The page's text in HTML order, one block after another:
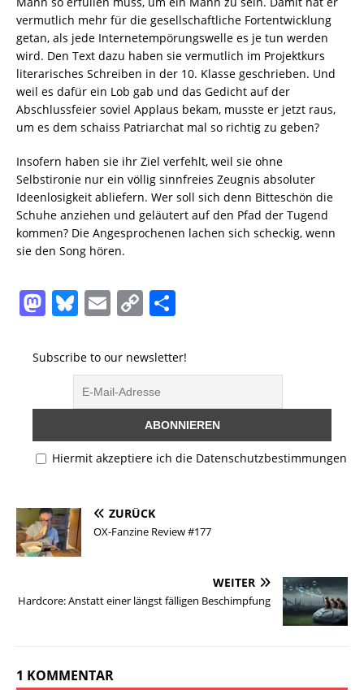
vermutlich mehr für die gesellschaftliche Fortentwicklung
getan, als jede Internetempörungswelle es je tun werden
wird. Den Text dazu haben sie vermutlich im Projektkurs
literarisches Schreiben in der 10. Klasse geschrieben. Und
weil es dafür ein Lob gab und das Gedicht auf der
Abschlussfeier soviel Applaus bekam, musste er jetzt raus,
um es dem schaiss Patriarchat mal so richtig zu geben?
Insofern haben sie ihr Ziel verfehlt, weil sie ohne
Selbstironie nur ein völlig sinnfreies Zeugnis absoluter
Ideenlosigkeit abliefern. Wer soll sich denn Bitteschön die
Schuhe anziehen und geläutert auf den Pfad der Tugend
kommen? Die Angesprochenen lachen sich scheckig, wenn
sie den Song hören.
M
st
d
o
n
Bl
e
s
k
y
E
ai
l
C
p
y
Li
n
k
le
n
Subscribe to our newsletter!
Hiermit akzeptiere ich die Datenschutzbestimmungen
ZURÜCK
OX-Fanzine Review #177
WEITER
Hardcore: Anstatt einer längst fälligen Beschimpfung
1 KOMMENTAR